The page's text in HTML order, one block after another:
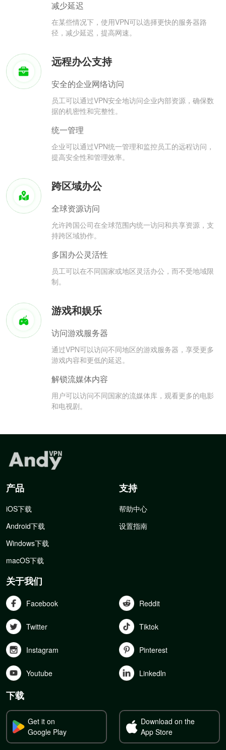
减少延迟
在某些情况下，使用VPN可以选择更快的服务器路
径，减少延迟，提高网速。
远程办公支持
安全的企业网络访问
员工可以通过VPN安全地访问企业内部资源，确保数
据的机密性和完整性。
统一管理
企业可以通过VPN统一管理和监控员工的远程访问，
提高安全性和管理效率。
跨区域办公
全球资源访问
允许跨国公司在全球范围内统一访问和共享资源，支
持跨区域协作。
多国办公灵活性
员工可以在不同国家或地区灵活办公，而不受地域限
制。
游戏和娱乐
访问游戏服务器
通过VPN可以访问不同地区的游戏服务器，享受更多
游戏内容和更低的延迟。
解锁流媒体内容
用户可以访问不同国家的流媒体库，观看更多的电影
和电视剧。
产品
iOS下载
Android下载
Windows下载
macOS下载
支持
帮助中心
设置指南
关于我们
Facebook Reddit
Twitter Tiktok
Instagram Pinterest
Youtube Linkedln
下载
Get it on
Google Play
Download on the
App Store